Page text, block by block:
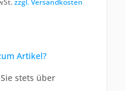
zzgl. Versandkosten
Artikel?
stets über